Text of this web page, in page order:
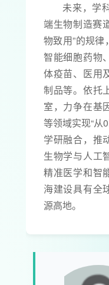
未来，学
端生物制造赛
物致用”的规律
智能细胞药物
体疫苗、医用
制品等。依托
室，力争在基
等领域实现“从
学研融合，推
生物学与人工
精准医学和智
海建设具有全
源高地。